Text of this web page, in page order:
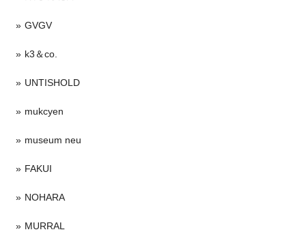
GVGV
k3＆co.
UNTISHOLD
mukcyen
museum neu
FAKUI
NOHARA
MURRAL